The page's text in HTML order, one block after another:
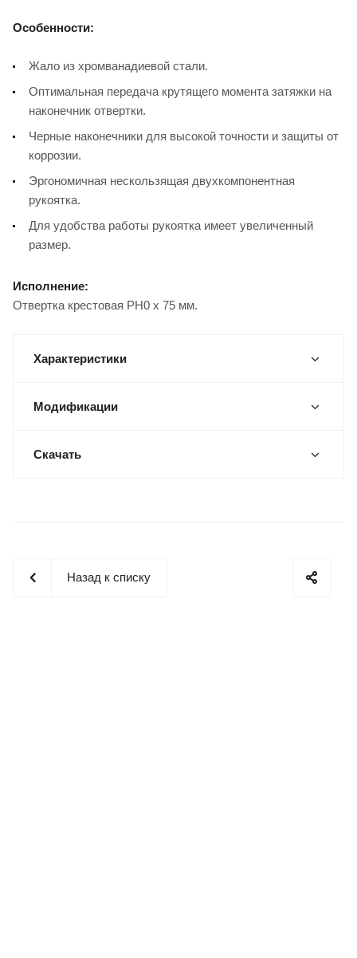
Особенности:
Жало из хромванадиевой стали.
Оптимальная передача крутящего момента затяжки на
наконечник отвертки.
Черные наконечники для высокой точности и защиты от
коррозии.
Эргономичная нескользящая двухкомпонентная
рукоятка.
Для удобства работы рукоятка имеет увеличенный
размер.
Исполнение:
Отвертка крестовая PH0 х 75 мм.
Характеристики
Модификации
Скачать
Назад к списку